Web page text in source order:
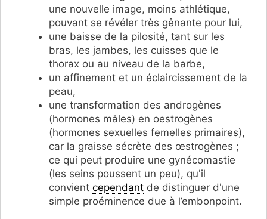
une nouvelle image, moins athlétique,
pouvant se révéler très gênante pour lui,
une baisse de la pilosité, tant sur les
bras, les jambes, les cuisses que le
thorax ou au niveau de la barbe,
un affinement et un éclaircissement de la
peau,
une transformation des androgènes
(hormones mâles) en oestrogènes
(hormones sexuelles femelles primaires),
car la graisse sécrète des œstrogènes ;
ce qui peut produire une gynécomastie
(les seins poussent un peu), qu'il
convient cependant de distinguer d'une
simple proéminence due à l’embonpoint.